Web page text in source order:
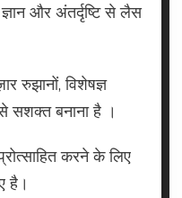
और अंतर्दृष्टि से लैस
रुझानों, विशेषज्ञ
सशक्त बनाना है ।
करने के लिए
है।